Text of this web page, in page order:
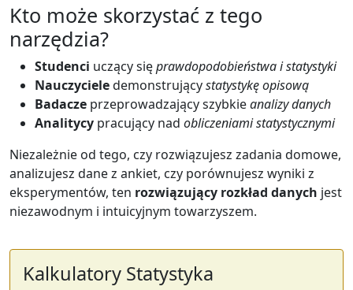
Kto może skorzystać z tego
narzędzia?
Studenci uczący sięprawdopodobieństwa i statystyki
Nauczycieledemonstrującystatystykę opisową
Badacze przeprowadzający szybkieanalizy danych
Analitycy pracujący nad obliczeniami statystycznymi
Niezależnie od tego, czy rozwiązujesz zadania domowe,
analizujesz dane z ankiet, czy porównujesz wyniki z
eksperymentów, ten rozwiązujący rozkład danych jest
niezawodnym i intuicyjnym towarzyszem.
Kalkulatory Statystyka